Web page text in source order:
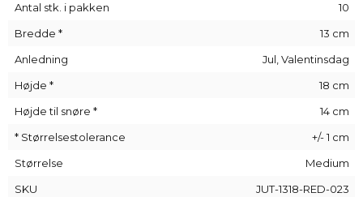
Antal stk. i pakken
10
Bredde *
13 cm
Anledning
Jul, Valentinsdag
Højde *
18 cm
Højde til snøre *
14 cm
* Størrelsestolerance
+/- 1 cm
Størrelse
Medium
SKU
JUT-1318-RED-023